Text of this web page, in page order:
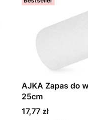
AJKA Zapas do
25cm
Cena
17,77 zł